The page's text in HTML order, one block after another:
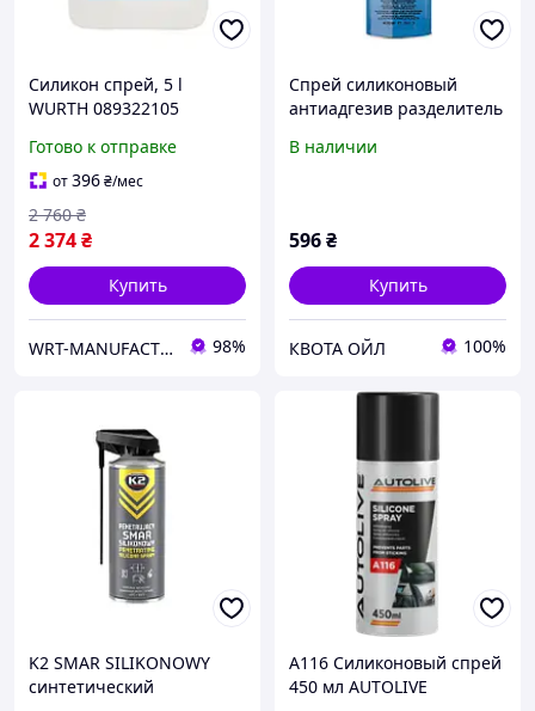
Силикон спрей, 5 l
WURTH 089322105
Готово к отправке
от396₴/мес
2 374₴
2 760 ₴
Купить
WRT-MANUFACTURING 98%
Спрей силиконовый
антиадгезив разделитель
Formula 6 Ambersil 400 мл
В наличии
596₴
Купить
КВОТА ОЙЛ 100%
K2 SMAR SILIKONOWY
синтетический
A116 Силиконовый спрей
450 мл AUTOLIVE